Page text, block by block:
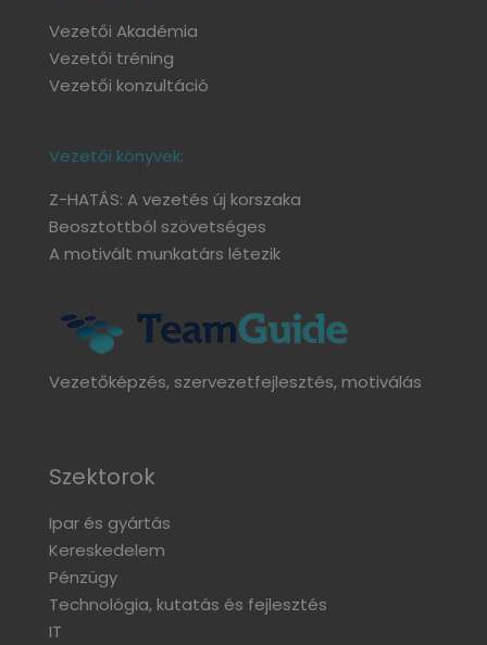
Vezetői Akadémia
Vezetői tréning
Vezetői konzultáció
Vezetői könyvek:
Z-HATÁS: A vezetés új korszaka
Beosztottból szövetséges
A motivált munkatárs létezik
Vezetőképzés, szervezetfejlesztés, motiválás
Szektorok
Ipar és gyártás
Kereskedelem
Pénzügy
Technológia, kutatás és fejlesztés
IT